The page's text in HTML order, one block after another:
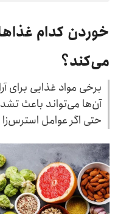
خوردن کدام
می‌کند؟
برخی مواد غذایی برای
آن‌ها می‌تواند باعث
حتی اگر عوامل استرس‌زا